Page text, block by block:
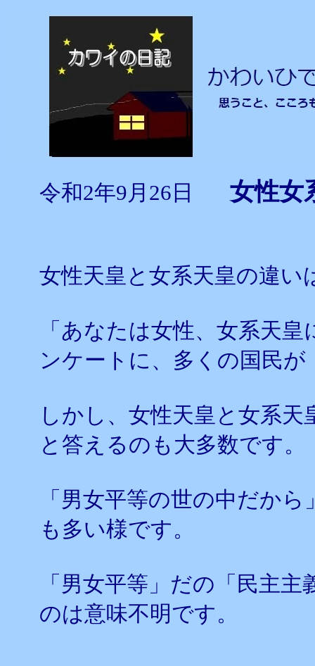
令和2年9月26日 女性
女性天皇と女系天皇の違い
「あなたは女性、女系天
ンケートに、多くの国民
しかし、女性天皇と女系
と答えるのも大多数です。
「男女平等の世の中だか
も多い様です。
「男女平等」だの「民主
のは意味不明です。